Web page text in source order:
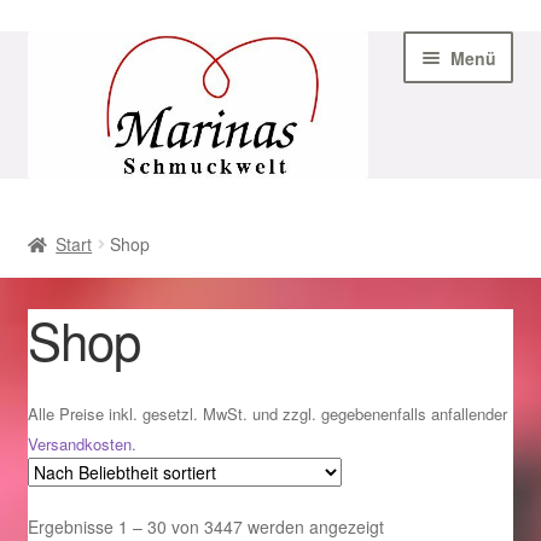
Navigation
Menü
AGB
Beispiel-Seite
Datenschutz
Geschenke zu Ostern 2023
Geschenke zu Ostern 2024
Start Shop
Shop
Alle Preise inkl. gesetzl. MwSt. und zzgl. gegebenenfalls anfallender
Versandkosten.
Ergebnisse 1 – 30 von 3447 werden angezeigtNach